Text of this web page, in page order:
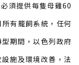
須提供每隻母雞60
有籠飼系統，任何
期間，以色列政府
施及環境改善，法